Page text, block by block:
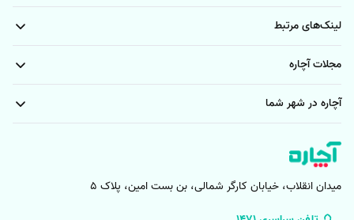
لینک‌های مرتبط
مجلات آچاره
آچاره در شهر شما
میدان انقلاب، خیابان کارگر شمالی، بن بست امین، پلاک 5